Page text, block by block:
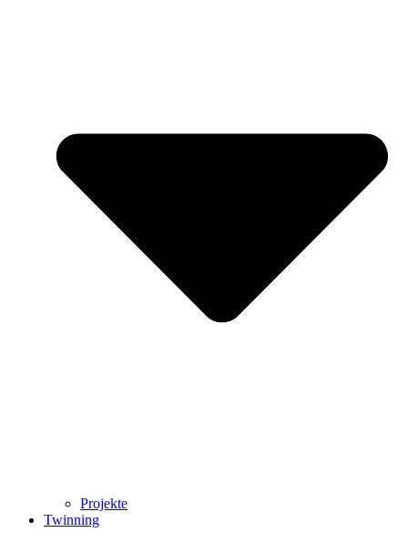
Projekte
Twinning